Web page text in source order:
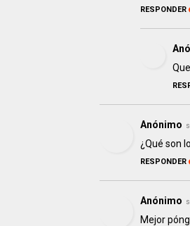
RESPONDER
Anónimo
¿Qué son
RESPONDER
Anónimo
Mejor